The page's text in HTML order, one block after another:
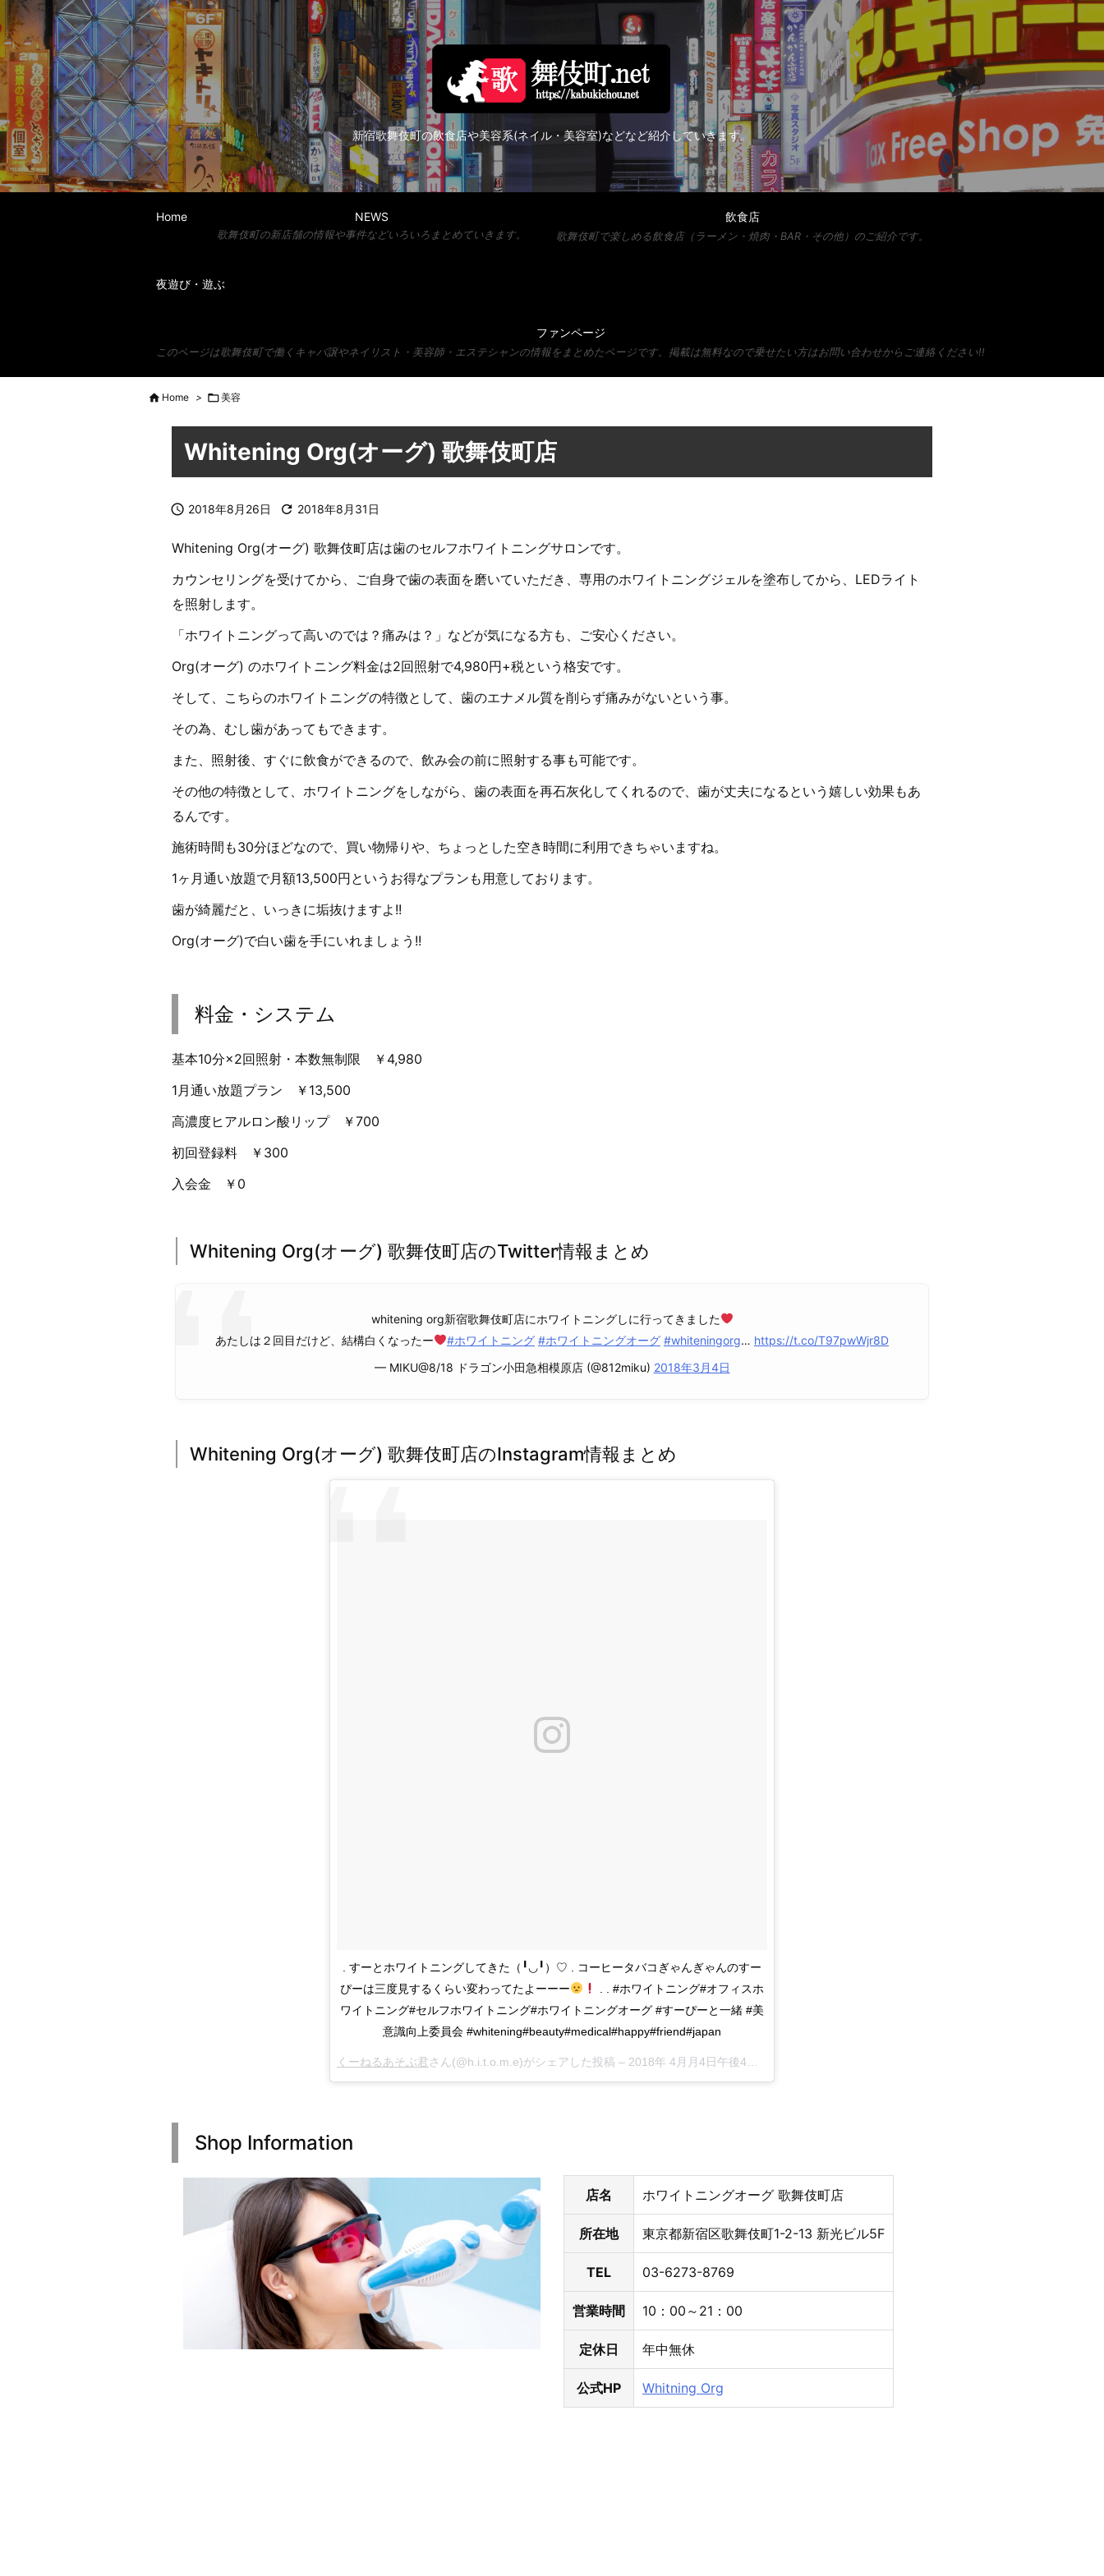
新宿歌舞伎町の飲食店や美容系(ネイル・美容室)などなど紹介していきます。
Home NEWS
歌舞伎町の新店舗の情報や事件などいろいろまとめていきます。
飲食店
歌舞伎町で楽しめる飲食店（ラーメン・焼肉・BAR・その他）のご紹介です。
夜遊び・遊ぶ
ファンページ
このページは歌舞伎町で働くキャバ譲やネイリスト・美容師・エステシャンの情報をまとめたページです。掲載は無料なので乗せたい方はお問い合わせからご連絡ください!!
 Home > 美容
Whitening Org(オーグ) 歌舞伎町店
 2018年8月26日  2018年8月31日
Whitening Org(オーグ) 歌舞伎町店は歯のセルフホワイトニングサロンです。
カウンセリングを受けてから、ご自身で歯の表面を磨いていただき、専用のホワイトニングジェルを塗布してから、LEDライト
を照射します。
「ホワイトニングって高いのでは？痛みは？」などが気になる方も、ご安心ください。
Org(オーグ) のホワイトニング料金は2回照射で4,980円+税という格安です。
そして、こちらのホワイトニングの特徴として、歯のエナメル質を削らず痛みがないという事。
その為、むし歯があってもできます。
また、照射後、すぐに飲食ができるので、飲み会の前に照射する事も可能です。
その他の特徴として、ホワイトニングをしながら、歯の表面を再石灰化してくれるので、歯が丈夫になるという嬉しい効果もあ
るんです。
施術時間も30分ほどなので、買い物帰りや、ちょっとした空き時間に利用できちゃいますね。
1ヶ月通い放題で月額13,500円というお得なプランも用意しております。
歯が綺麗だと、いっきに垢抜けますよ!!
Org(オーグ)で白い歯を手にいれましょう!!
料金・システム
基本10分×2回照射・本数無制限 ￥4,980
1月通い放題プラン ￥13,500
高濃度ヒアルロン酸リップ ￥700
初回登録料 ￥300
入会金 ￥0
Whitening Org(オーグ) 歌舞伎町店のTwitter情報まとめ
whitening org新宿歌舞伎町店にホワイトニングしに行ってきました
あたしは２回目だけど、結構白くなったー
#ホワイトニング #ホワイトニングオーグ #whiteningorg… https://t.co/T97pwWjr8D
— MIKU@8/18 ドラゴン小田急相模原店 (@812miku) 2018年3月4日
Whitening Org(オーグ) 歌舞伎町店のInstagram情報まとめ
. すーとホワイトニングしてきた（╹◡╹）♡ . コーヒータバコぎゃんぎゃんのすー
ぴーは三度見するくらい変わってたよーーー
. . #ホワイトニング#オフィスホ
ワイトニング#セルフホワイトニング#ホワイトニングオーグ #すーぴーと一緒 #美
意識向上委員会 #whitening#beauty#medical#happy#friend#japan
くーねるあそぶ君さん(@h.i.t.o.m.e)がシェアした投稿 – 2018年 4月月4日午後4時32分PDT
Shop Information
店名 ホワイトニングオーグ 歌舞伎町店
所在地 東京都新宿区歌舞伎町1-2-13 新光ビル5F
TEL 03-6273-8769
営業時間 10：00～21：00
定休日 年中無休
公式HP Whitning Org